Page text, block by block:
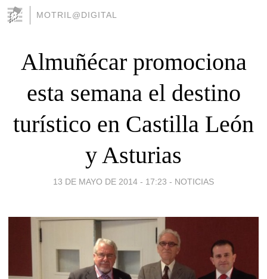
MOTRIL@DIGITAL
Almuñécar promociona
esta semana el destino
turístico en Castilla León
y Asturias
13 DE MAYO DE 2014 - 17:23 - NOTICIAS